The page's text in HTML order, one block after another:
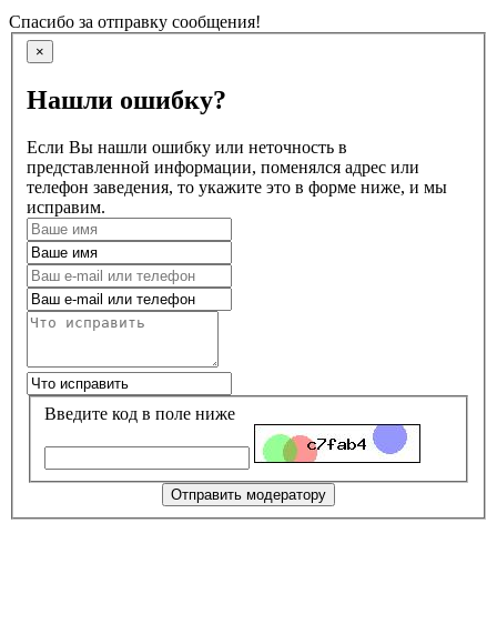
Спасибо за отправку сообщения!
×
Нашли ошибку?
Если Вы нашли ошибку или неточность в
представленной информации, поменялся адрес или
телефон заведения, то укажите это в форме ниже, и мы
исправим.
Введите код в поле ниже
Отправить модератору